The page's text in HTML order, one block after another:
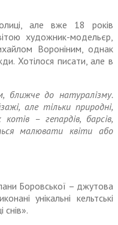
але вже 18 років
художник-модельєр,
Вороніним, однак
Хотілося писати, але в
ближче до натуралізму.
але тільки природні,
– гепардів, барсів,
малювати квіти або
Боровської – джутова
унікальні кельтські